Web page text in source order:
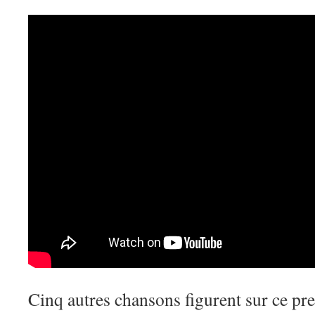
Cinq autres chansons figurent sur ce